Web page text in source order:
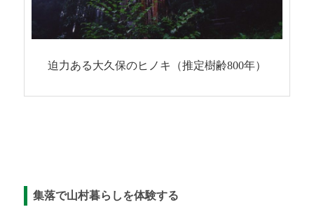
迫力ある大久保のヒノキ（推定樹齢800年）
集落で山村暮らしを体験する